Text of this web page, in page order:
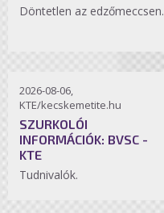
Döntetlen az edzőmeccsen.
2026-08-06,
KTE/kecskemetite.hu
SZURKOLÓI
INFORMÁCIÓK: BVSC -
KTE
Tudnivalók.